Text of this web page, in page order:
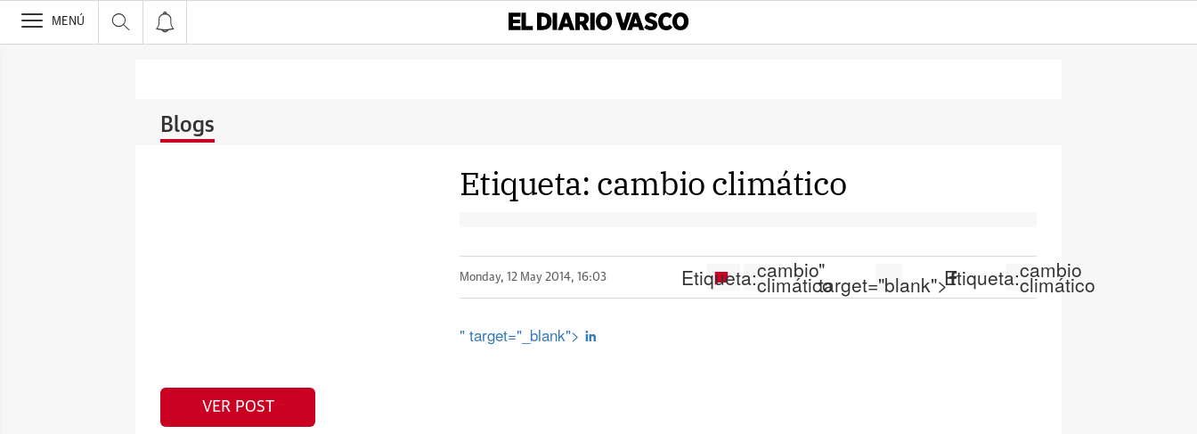
>
MENÚ
Blogs
Etiqueta: cambio climático
Monday, 12 May 2014, 16:03 Etiqueta:cambio
climático
"
target="blank">Etiqueta:cambio
climático
" target="_blank">
VER POST